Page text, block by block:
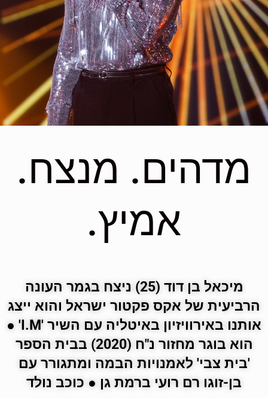
מדהים. מנצח.
אמיץ.
מיכאל בן דוד (25) ניצח בגמר העונה
הרביעית של אקס פקטור ישראל והוא ייצג
אותנו באירוויזיון באיטליה עם השיר 'I.M
' ●
הוא בוגר מחזור נ"ח (2020) בבית הספר
'בית צבי' לאמנויות הבמה ומתגורר עם
בן-זוגו רם רועי ברמת גן ● כוכב נולד